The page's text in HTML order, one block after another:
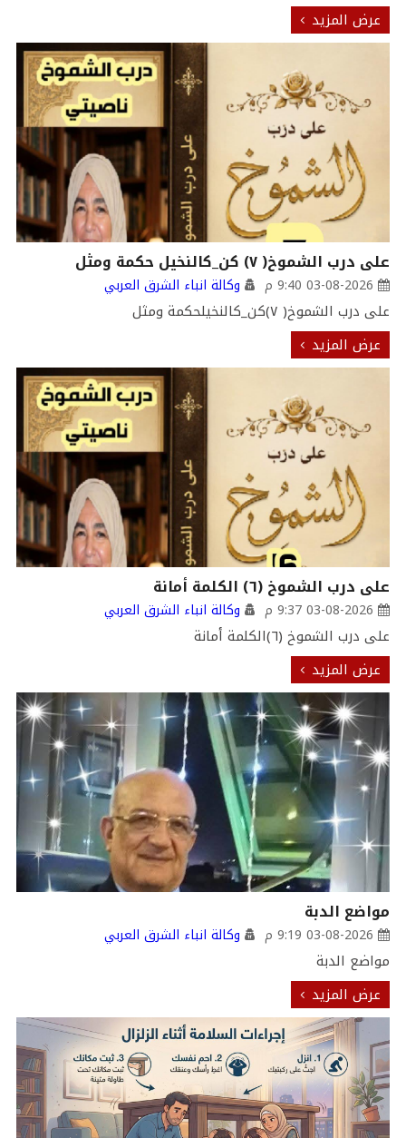
عرض المزيد
على درب الشموخ( ٧) كن_كالنخيل حكمة ومثل
03-08-2026 9:40 م وكالة انباء الشرق العربي
على درب الشموخ( ٧)كن_كالنخيلحكمة ومثل
عرض المزيد
على درب الشموخ (٦) الكلمة أمانة
03-08-2026 9:37 م وكالة انباء الشرق العربي
على درب الشموخ (٦)الكلمة أمانة
عرض المزيد
مواضع الدبة
03-08-2026 9:19 م وكالة انباء الشرق العربي
مواضع الدبة
عرض المزيد